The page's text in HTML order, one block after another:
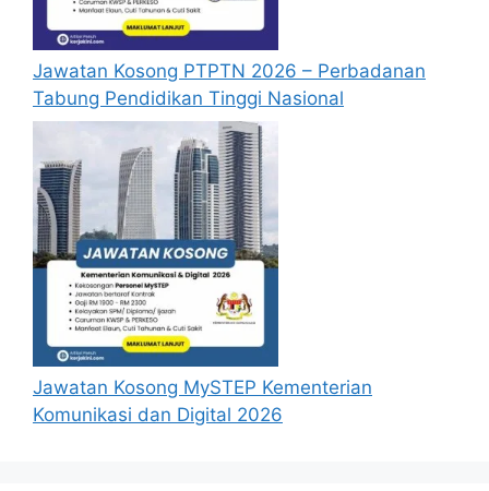
Jawatan Kosong PTPTN 2026 – Perbadanan
Tabung Pendidikan Tinggi Nasional
Jawatan Kosong MySTEP Kementerian
Komunikasi dan Digital 2026